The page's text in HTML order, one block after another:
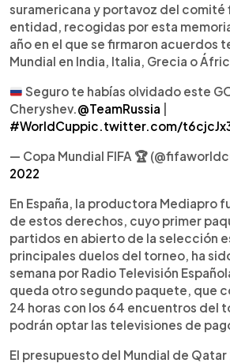
suramericana y portavoz del comité
entidad, recogidas por esta
año en el que se firmaron acuerdos
Mundial en India, Italia, Grecia o
Seguro te habías olvidado este
Cheryshev.@TeamRussia
#WorldCuppic.twitter.com/
— Copa Mundial FIFA 🏆
2022
En España, la productora Mediapro
de estos derechos, cuyo primer
partidos en abierto de la selección
principales duelos del torneo, ha
semana por Radio Televisión
queda otro segundo paquete, que
24 horas con los 64 encuentros del
podrán optar las televisiones de
El presupuesto del Mundial de